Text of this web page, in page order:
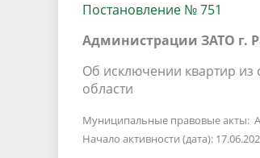
Постановление № 751
Администрации ЗАТО г.
Об исключении квартир
области
Муниципальные правовые акты:
Начало активности (дата):